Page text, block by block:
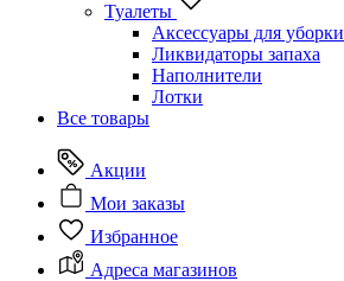
Туалеты
Аксессуары для уборки
Ликвидаторы запаха
Наполнители
Лотки
Все товары
Акции
Мои заказы
Избранное
Адреса магазинов